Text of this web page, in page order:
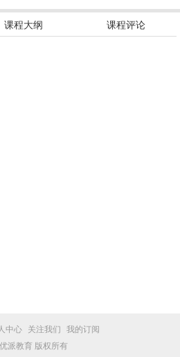
课程大纲 课程评论
中心 关注我们 我的订阅
派教育 版权所有